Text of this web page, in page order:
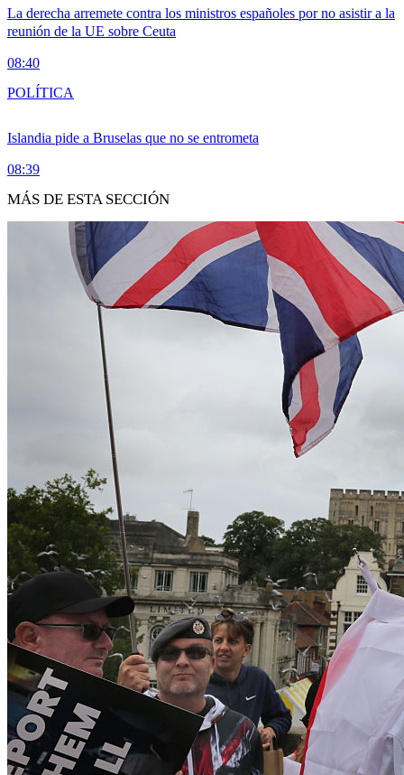
La derecha arremete contra los ministros españoles por no asistir a la
reunión de la UE sobre Ceuta
08:40
Islandia pide a Bruselas que no se entrometa
08:39
POLÍTICA
MÁS DE ESTA SECCIÓN